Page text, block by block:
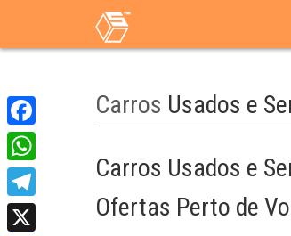
Carros Usados e
Carros Usados e
Ofertas Perto de
Facebook
WhatsApp
Telegram